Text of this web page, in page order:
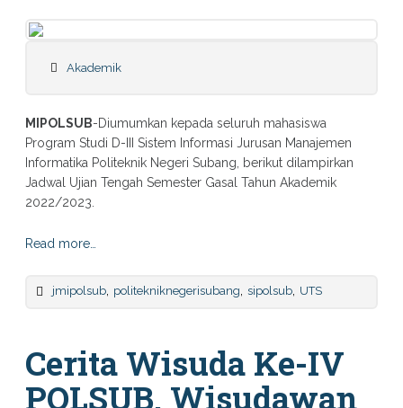
Akademik
MIPOLSUB-Diumumkan kepada seluruh mahasiswa
Program Studi D-III Sistem Informasi Jurusan Manajemen
Informatika Politeknik Negeri Subang, berikut dilampirkan
Jadwal Ujian Tengah Semester Gasal Tahun Akademik
2022/2023.
Read more…
jmipolsub, politekniknegerisubang, sipolsub, UTS
Cerita Wisuda Ke-IV
POLSUB, Wisudawan